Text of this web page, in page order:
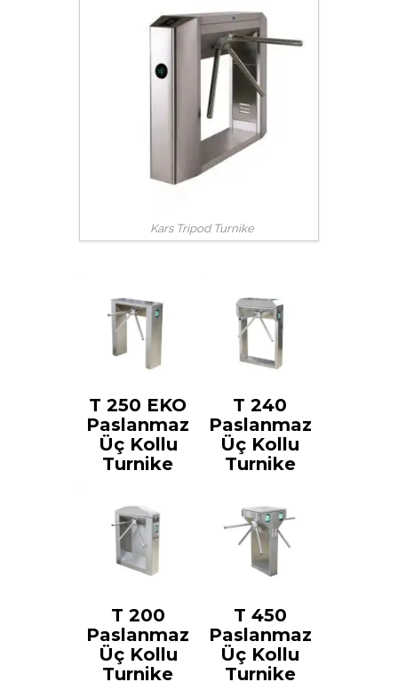
Kars Tripod Turnike
T 250 EKO
Paslanmaz
Üç Kollu
Turnike
T 240
Paslanmaz
Üç Kollu
Turnike
T 200
Paslanmaz
Üç Kollu
Turnike
T 450
Paslanmaz
Üç Kollu
Turnike